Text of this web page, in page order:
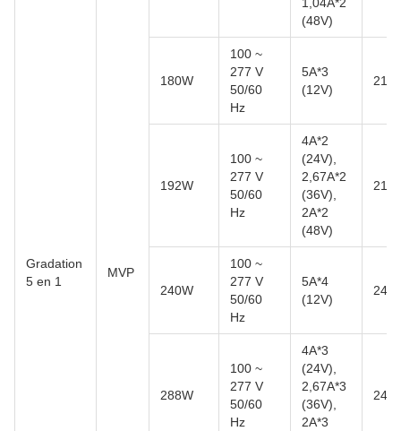
Gradation
5 en 1
MVP
1,04A*2
(48V)
180W
100 ~
277 V
50/60
Hz
5A*3
(12V)
192W
100 ~
277 V
50/60
Hz
4A*2
(24V),
2,67A*2
(36V),
2A*2
(48V)
240W
100 ~
277 V
50/60
Hz
5A*4
(12V)
288W
100 ~
277 V
50/60
Hz
4A*3
(24V),
2,67A*3
(36V),
2A*3